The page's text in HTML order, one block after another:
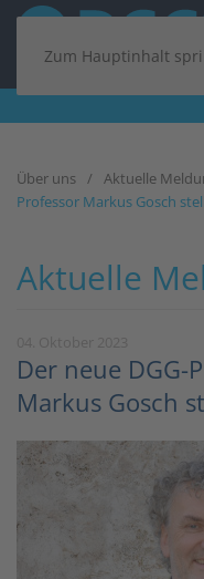
Zum Hauptinhalt
Über uns Aktuelle
Professor Markus Gosch
Aktuelle
Der neue DGG-
Markus Gosch